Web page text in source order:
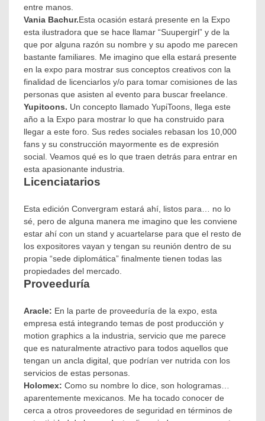
entre manos.
Vania Bachur.Esta ocasión estará presente en la Expo
esta ilustradora que se hace llamar “Suupergirl” y de la
que por alguna razón su nombre y su apodo me parecen
bastante familiares. Me imagino que ella estará presente
en la expo para mostrar sus conceptos creativos con la
finalidad de licenciarlos y/o para tomar comisiones de las
personas que asisten al evento para buscar freelance.
Yupitoons. Un concepto llamado YupiToons, llega este
año a la Expo para mostrar lo que ha construido para
llegar a este foro. Sus redes sociales rebasan los 10,000
fans y su construcción mayormente es de expresión
social. Veamos qué es lo que traen detrás para entrar en
esta apasionante industria.
Licenciatarios
Esta edición Convergram estará ahí, listos para… no lo
sé, pero de alguna manera me imagino que les conviene
estar ahí con un stand y acuartelarse para que el resto de
los expositores vayan y tengan su reunión dentro de su
propia “sede diplomática” finalmente tienen todas las
propiedades del mercado.
Proveeduría
Aracle: En la parte de proveeduría de la expo, esta
empresa está integrando temas de post producción y
motion graphics a la industria, servicio que me parece
que es naturalmente atractivo para todos aquellos que
tengan un ancla digital, que podrían ver nutrida con los
servicios de estas personas.
Holomex: Como su nombre lo dice, son hologramas…
aparentemente mexicanos. Me ha tocado conocer de
cerca a otros proveedores de seguridad en términos de